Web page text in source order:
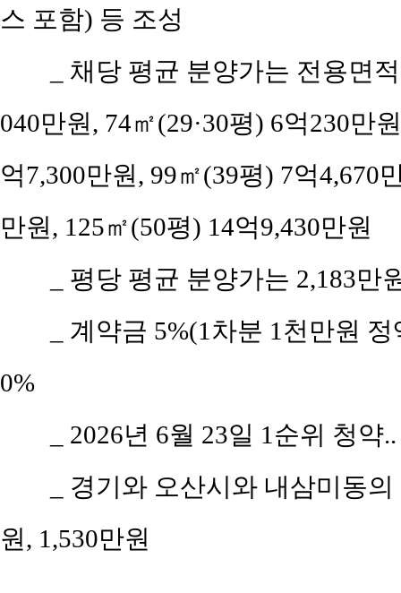
스 포함) 등 조성
_ 채당 평균 분양가는 전용면
040만원, 74㎡(29·30평) 6억230만
억7,300만원, 99㎡(39평) 7억4,670
만원, 125㎡(50평) 14억9,430만원
_ 평당 평균 분양가는 2,183
_ 계약금 5%(1차분 1천만원
0%
_ 2026년 6월 23일 1순위 청
_ 경기와 오산시와 내삼미동
원, 1,530만원